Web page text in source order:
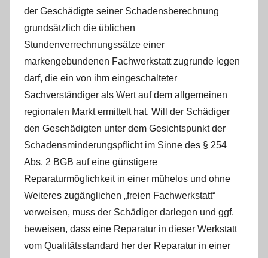
der Geschädigte seiner Schadensberechnung
grundsätzlich die üblichen
Stundenverrechnungssätze einer
markengebundenen Fachwerkstatt zugrunde legen
darf, die ein von ihm eingeschalteter
Sachverständiger als Wert auf dem allgemeinen
regionalen Markt ermittelt hat. Will der Schädiger
den Geschädigten unter dem Gesichtspunkt der
Schadensminderungspflicht im Sinne des § 254
Abs. 2 BGB auf eine günstigere
Reparaturmöglichkeit in einer mühelos und ohne
Weiteres zugänglichen „freien Fachwerkstatt“
verweisen, muss der Schädiger darlegen und ggf.
beweisen, dass eine Reparatur in dieser Werkstatt
vom Qualitätsstandard her der Reparatur in einer